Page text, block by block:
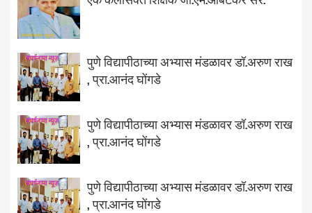
पुणे विद्यापीठाच्या अभ्यास मंडळावर डॉ.अरुण राख
, प्रा.आनंद घोंगडे
पुणे विद्यापीठाच्या अभ्यास मंडळावर डॉ.अरुण राख
, प्रा.आनंद घोंगडे
पुणे विद्यापीठाच्या अभ्यास मंडळावर डॉ.अरुण राख
, प्रा.आनंद घोंगडे